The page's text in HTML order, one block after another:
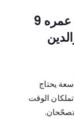
تعلّم إنجليزي منزلي لطفل عمره 9
يحتاج
الوقت